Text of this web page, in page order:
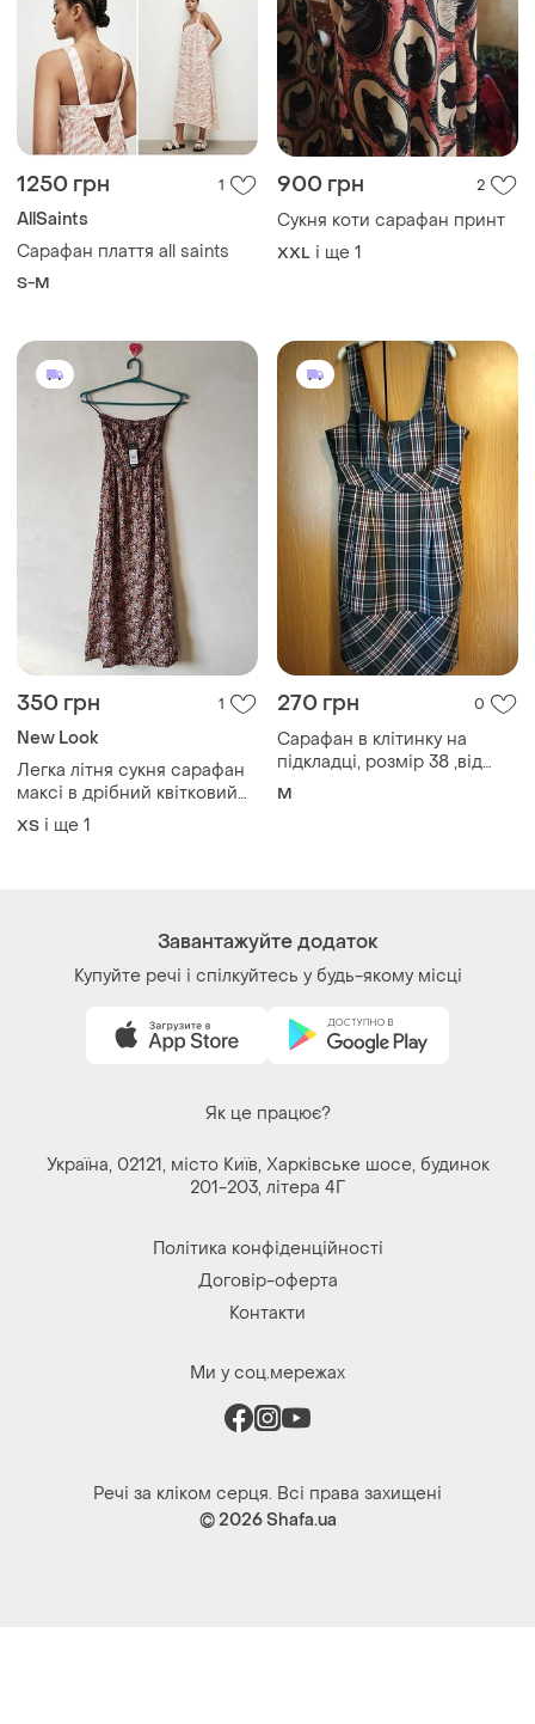
1250 грн 1
AllSaints
Сарафан плаття all saints
S-M
900 грн 2
Сукня коти сарафан принт
XXL і ще 1
350 грн 1
New Look
Легка літня сукня сарафан
максі в дрібний квітковий
принт new look розмір s / xs
/ 36 / 8
ХS і ще 1
270 грн 0
Сарафан в клітинку на
підкладці, розмір 38 ,від
avanti
M
Завантажуйте додаток
Купуйте речі і спілкуйтесь у будь-якому місці
Як це працює?
Україна, 02121, місто Київ, Харківське шосе, будинок
201-203, літера 4Г
Політика конфіденційності
Договір-оферта
Контакти
Ми у соц.мережах
Речі за кліком серця. Всі права захищені
© 2026Shafa.ua